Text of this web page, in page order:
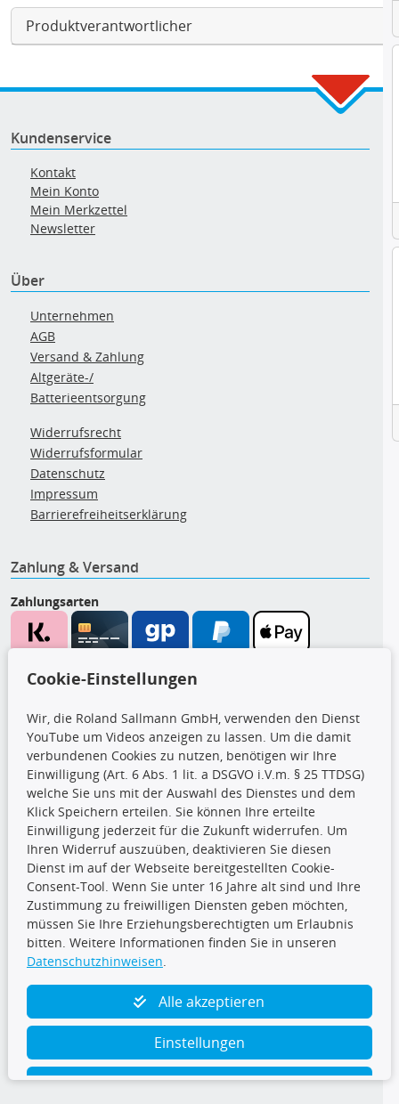
Produktverantwortlicher
Kundenservice
Kontakt
Mein Konto
Mein Merkzettel
Newsletter
Über
Unternehmen
AGB
Versand & Zahlung
Altgeräte-/
Batterieentsorgung
Widerrufsrecht
Widerrufsformular
Datenschutz
Impressum
Barrierefreiheitserklärung
Zahlung & Versand
Zahlungsarten
CARAT Gruppe
Folge uns
TecDoc Inside
Cookie-Einstellungen
Wir, die Roland Sallmann GmbH, verwenden den Dienst
YouTube um Videos anzeigen zu lassen. Um die damit
verbundenen Cookies zu nutzen, benötigen wir Ihre
Einwilligung (Art. 6 Abs. 1 lit. a DSGVO i.V.m. § 25 TTDSG)
welche Sie uns mit der Auswahl des Dienstes und dem
Klick Speichern erteilen. Sie können Ihre erteilte
Einwilligung jederzeit für die Zukunft widerrufen. Um
Ihren Widerruf auszuüben, deaktivieren Sie diesen
Dienst im auf der Webseite bereitgestellten Cookie-
Consent-Tool. Wenn Sie unter 16 Jahre alt sind und Ihre
Zustimmung zu freiwilligen Diensten geben möchten,
müssen Sie Ihre Erziehungsberechtigten um Erlaubnis
bitten. Weitere Informationen finden Sie in unseren
Datenschutzhinweisen
Alle akzeptieren
Einstellungen
Ablehnen